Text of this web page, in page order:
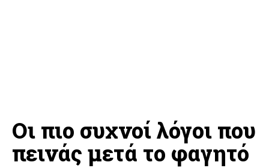
Οι πιο συχνοί λόγοι που
πεινάς μετά το φαγητό